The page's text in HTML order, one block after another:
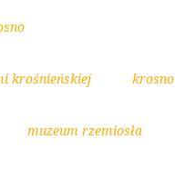
krośnieńskiej krosno
muzeum rzemiosła